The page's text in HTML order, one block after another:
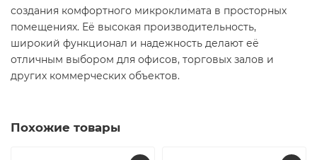
создания комфортного микроклимата в просторных
помещениях. Её высокая производительность,
широкий функционал и надежность делают её
отличным выбором для офисов, торговых залов и
других коммерческих объектов.
Похожие товары